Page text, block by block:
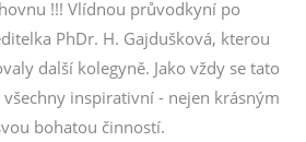
!!! Vlídnou průvodkyní po
PhDr. H. Gajdušková, kterou
další kolegyně. Jako vždy se tato
inspirativní - nejen krásným
bohatou činností.